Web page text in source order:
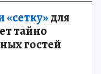
для
тайно
гостей